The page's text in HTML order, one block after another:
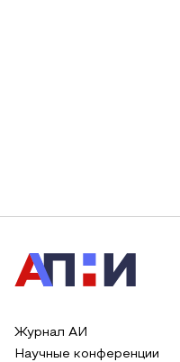
Журнал АИ
Научные конференции